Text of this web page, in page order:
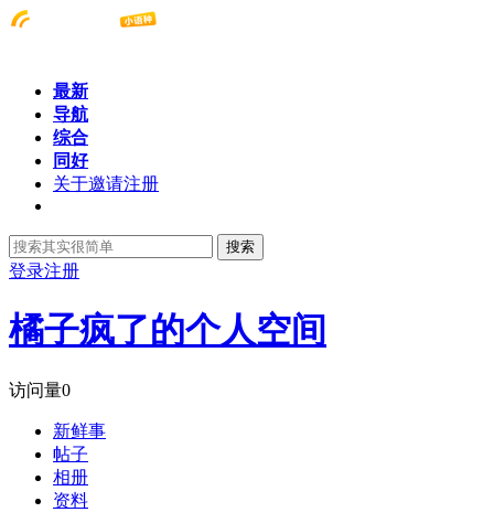
最新
导航
综合
同好
关于邀请注册
搜索
登录注册
橘子疯了的个人空间
访问量0
新鲜事
帖子
相册
资料